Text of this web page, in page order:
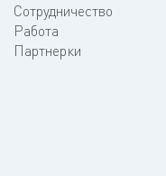
Сотрудничество
Работа
Партнерки